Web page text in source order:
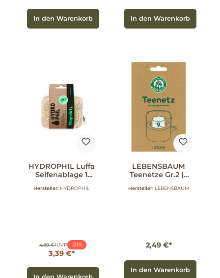
In den Warenkorb In den Warenkorb
HYDROPHIL Luffa
Seifenablage 1
Hersteller: HYDROPHIL
4,89 €*UVP -31%
3,39 €*
LEBENSBAUM
Teenetze Gr.2 (9
Hersteller: LEBENSBAUM
2,49 €*
In den Warenkorb